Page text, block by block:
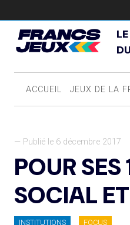
ACCUEIL JEUX DE LA
— Publié le 6 décembre 2017
POUR
SOCIAL
INSTITUTIONS FOCUS